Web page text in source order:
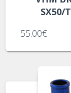
SX50/
55.00€